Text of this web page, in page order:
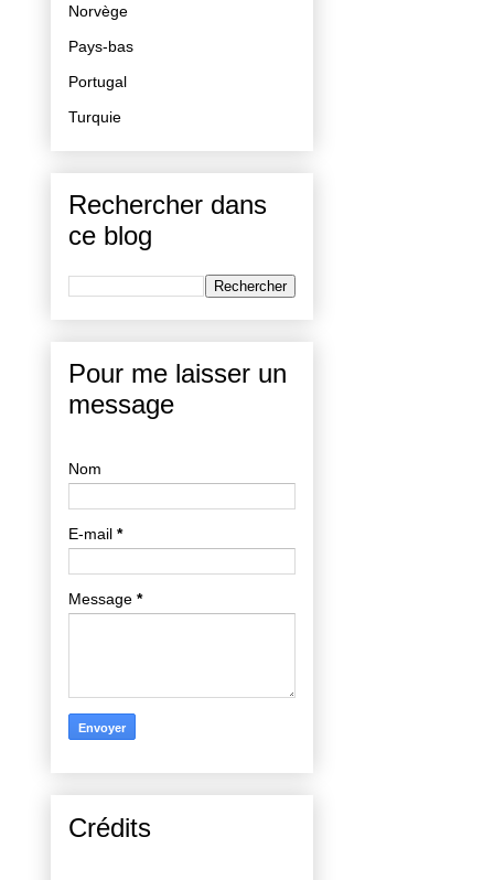
Norvège
Pays-bas
Portugal
Turquie
Rechercher dans
ce blog
Pour me laisser un
message
Nom
E-mail *
Message *
Crédits